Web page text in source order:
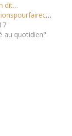
dit…
#lesexpressionspourfairecaca
au quotidien"